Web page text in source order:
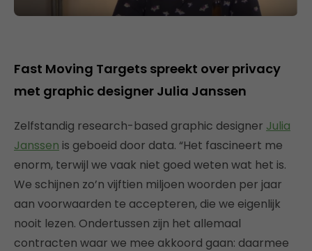
Fast Moving Targets spreekt over privacy
met graphic designer Julia Janssen
Zelfstandig research-based graphic designer Julia
Janssen is geboeid door data. “Het fascineert me
enorm, terwijl we vaak niet goed weten wat het is.
We schijnen zo’n vijftien miljoen woorden per jaar
aan voorwaarden te accepteren, die we eigenlijk
nooit lezen. Ondertussen zijn het allemaal
contracten waar we mee akkoord gaan: daarmee